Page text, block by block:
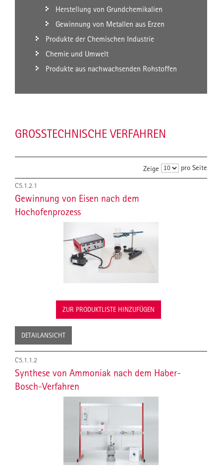
Herstellung von Grundchemikalien
Gewinnung von Metallen aus Erzen
Produkte der Chemischen Industrie
Chemie und Umwelt
Produkte aus nachwachsenden Rohstoffen
GROSSTECHNISCHE VERFAHREN
Zeige pro Seite
C5.1.2.1
Gewinnung von Eisen nach dem
Hochofenprozess
ZUR PRODUKTLISTE HINZUFÜGEN
DETAILANSICHT
C5.1.1.2
Synthese von Ammoniak nach dem Haber-
Bosch-Verfahren